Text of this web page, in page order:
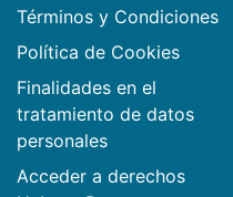
Términos y Condiciones
Política de Cookies
Finalidades en el
tratamiento de datos
personales
Acceder a derechos